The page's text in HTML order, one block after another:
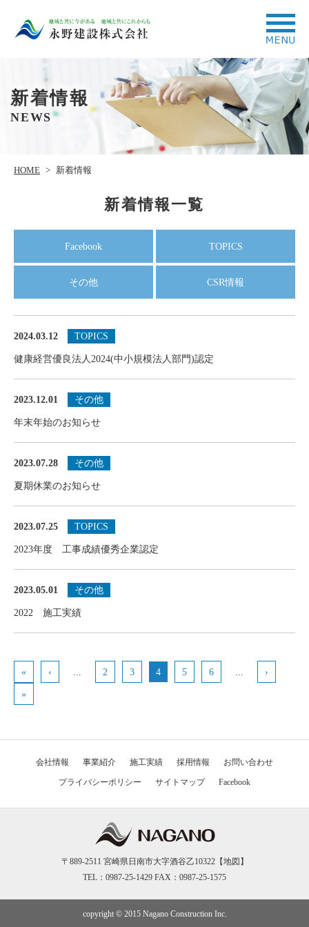
新着情報
NEWS
HOME > 新着情報
新着情報一覧
Facebook TOPICS
その他 CSR情報
2024.03.12 TOPICS
健康経営優良法人2024(中小規模法人部門)認定
2023.12.01 その他
年末年始のお知らせ
2023.07.28 その他
夏期休業のお知らせ
2023.07.25 TOPICS
2023年度 工事成績優秀企業認定
2023.05.01 その他
2022 施工実績
« ‹ 2 3 4 5 6
›
»
会社情報 事業紹介 施工実績 採用情報 お問い合わせ
プライバシーポリシー サイトマップ Facebook
〒889-2511 宮崎県日南市大字酒谷乙10322【地図 】
TEL：0987-25-1429 FAX：0987-25-1575
copyright © 2015 Nagano Construction Inc.